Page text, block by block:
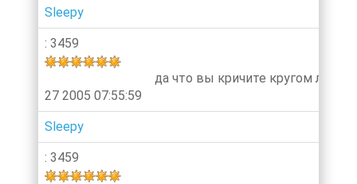
Sleepy
: 3459
27 2005 07:55:59
да что вы кричите кругом люди
Sleepy
: 3459